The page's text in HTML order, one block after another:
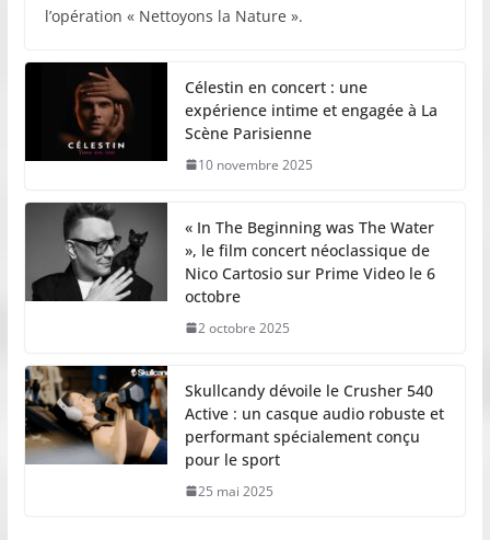
l’opération « Nettoyons la Nature ».
Célestin en concert : une
expérience intime et engagée à La
Scène Parisienne
10 novembre 2025
« In The Beginning was The Water
», le film concert néoclassique de
Nico Cartosio sur Prime Video le 6
octobre
2 octobre 2025
Skullcandy dévoile le Crusher 540
Active : un casque audio robuste et
performant spécialement conçu
pour le sport
25 mai 2025